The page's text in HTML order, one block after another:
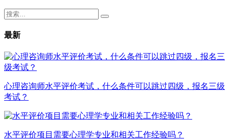
最新
心理咨询师水平评价考试，什么条件可以跳过四级，报名三级
考试？
水平评价项目需要心理学专业和相关工作经验吗？